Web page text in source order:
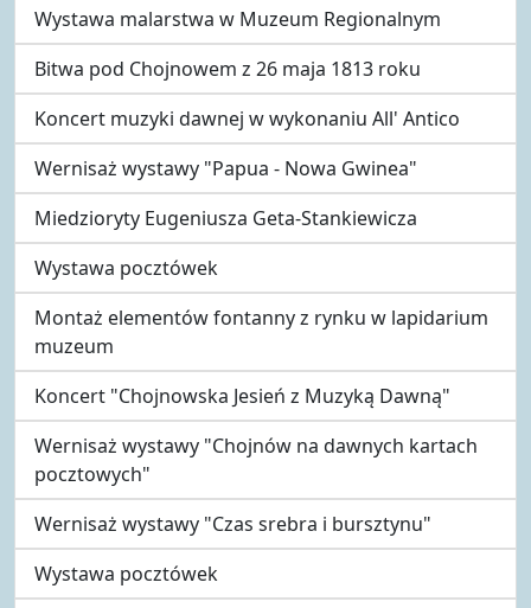
Wystawa malarstwa w Muzeum Regionalnym
Bitwa pod Chojnowem z 26 maja 1813 roku
Koncert muzyki dawnej w wykonaniu All' Antico
Wernisaż wystawy "Papua - Nowa Gwinea"
Miedzioryty Eugeniusza Geta-Stankiewicza
Wystawa pocztówek
Montaż elementów fontanny z rynku w lapidarium
muzeum
Koncert "Chojnowska Jesień z Muzyką Dawną"
Wernisaż wystawy "Chojnów na dawnych kartach
pocztowych"
Wernisaż wystawy "Czas srebra i bursztynu"
Wystawa pocztówek